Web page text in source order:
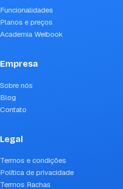
Funcionalidades
Planos e preços
Academia Weibook
Empresa
Sobre nós
Blog
Contato
Legal
Termos e condições
Política de privacidade
Termos Rachas